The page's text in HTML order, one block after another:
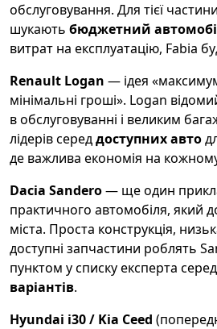
обслуговування. Для тієї
шукають бюджетний
витрат на експлуатацію, Fabia
Renault Logan — ідея
мінімальні гроші». Logan
в обслуговуванні і великим
лідерів середдоступних авто
де важлива економія на
Dacia Sandero— ще один
практичного автомобіля, який
міста. Проста конструкція,
доступні запчастини роблять
пунктом у списку експерта серед
варіантів.
Hyundai i30 / Kia Ceed